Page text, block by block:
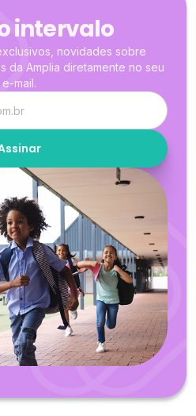
intervalo
novidades sobre
da Amplia diretamente no seu
e-mail.